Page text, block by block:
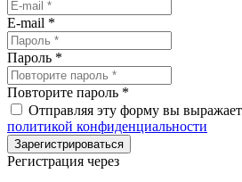
E-mail *
Пароль *
Повторите пароль *
Отправляя эту форму вы
политикой конфиденциальности
Зарегистрироваться
Регистрация через